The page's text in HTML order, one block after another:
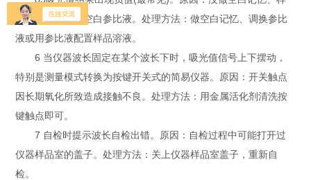
品的吸光值小于空白参比液。处理方法：做空白记忆、调换参比
液或用参比液配置样品溶液。
6 当仪器波长固定在某个波长下时，吸光值信号上下摆动，
特别是测量模式转换为按键开关式的简易仪器。原因：开关触点
因长期氧化所致造成接触不良。处理方法：用金属活化剂清洗按
键触点即可。
7 自检时提示波长自检出错。原因：自检过程中可能打开过
仪器样品室的盖子。处理方法：关上仪器样品室盖子，重新自
检。